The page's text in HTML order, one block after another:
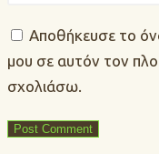
Αποθήκευσε το
μου σε αυτόν τον
σχολιάσω.